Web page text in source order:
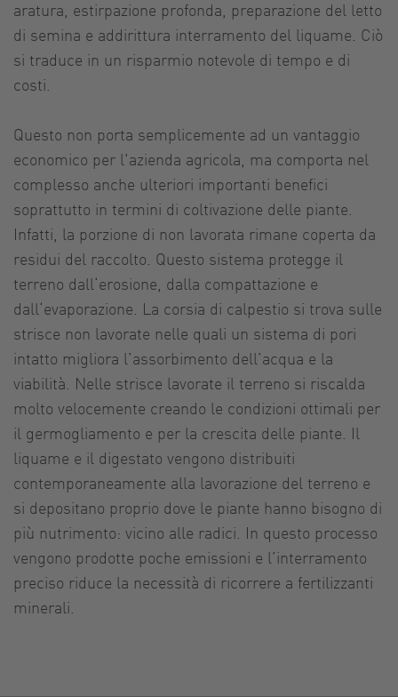
aratura, estirpazione profonda, preparazione del letto
di semina e addirittura interramento del liquame. Ciò
si traduce in un risparmio notevole di tempo e di
costi.
Questo non porta semplicemente ad un vantaggio
economico per l'azienda agricola, ma comporta nel
complesso anche ulteriori importanti benefici
soprattutto in termini di coltivazione delle piante.
Infatti, la porzione di non lavorata rimane coperta da
residui del raccolto. Questo sistema protegge il
terreno dall‘erosione, dalla compattazione e
dall‘evaporazione. La corsia di calpestio si trova sulle
strisce non lavorate nelle quali un sistema di pori
intatto migliora l’assorbimento dell’acqua e la
viabilità. Nelle strisce lavorate il terreno si riscalda
molto velocemente creando le condizioni ottimali per
il germogliamento e per la crescita delle piante. Il
liquame e il digestato vengono distribuiti
contemporaneamente alla lavorazione del terreno e
si depositano proprio dove le piante hanno bisogno di
più nutrimento: vicino alle radici. In questo processo
vengono prodotte poche emissioni e l’interramento
preciso riduce la necessità di ricorrere a fertilizzanti
minerali.